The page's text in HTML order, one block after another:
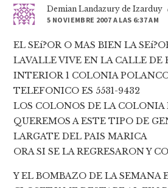
Demian Landazury de Izarduy
5 NOVIEMBRE 2007 A LAS 6:37 AM
EL SEí?OR O MAS BIEN LA
LAVALLE VIVE EN LA CALLE DE
INTERIOR 1 COLONIA
TELEFONICO ES 5531-9432
LOS COLONOS DE LA
QUEREMOS A ESTE TIPO DE
LARGATE DEL PAIS MARICA
ORA SI SE LA REGRESARON Y
Y EL BOMBAZO DE LA SEMANA